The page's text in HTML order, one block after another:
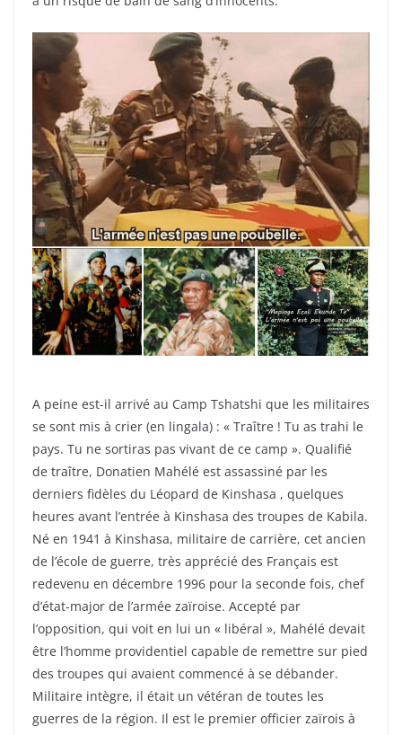
A peine est-il arrivé au Camp Tshatshi que les militaires
se sont mis à crier (en lingala) : « Traître ! Tu as trahi le
pays. Tu ne sortiras pas vivant de ce camp ». Qualifié
de traître, Donatien Mahélé est assassiné par les
derniers fidèles du Léopard de Kinshasa , quelques
heures avant l’entrée à Kinshasa des troupes de Kabila.
Né en 1941 à Kinshasa, militaire de carrière, cet ancien
de l’école de guerre, très apprécié des Français est
redevenu en décembre 1996 pour la seconde fois, chef
d’état-major de l’armée zaïroise. Accepté par
l’opposition, qui voit en lui un « libéral », Mahélé devait
être l’homme providentiel capable de remettre sur pied
des troupes qui avaient commencé à se débander.
Militaire intègre, il était un vétéran de toutes les
guerres de la région. Il est le premier officier zaïrois à